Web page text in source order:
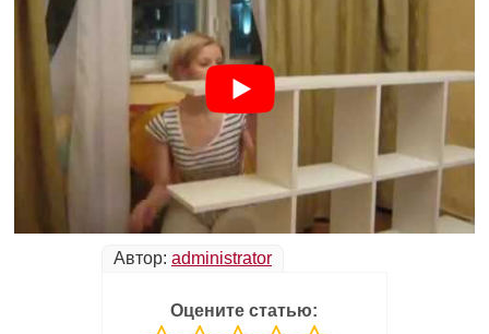
Автор: administrator
Оцените статью: